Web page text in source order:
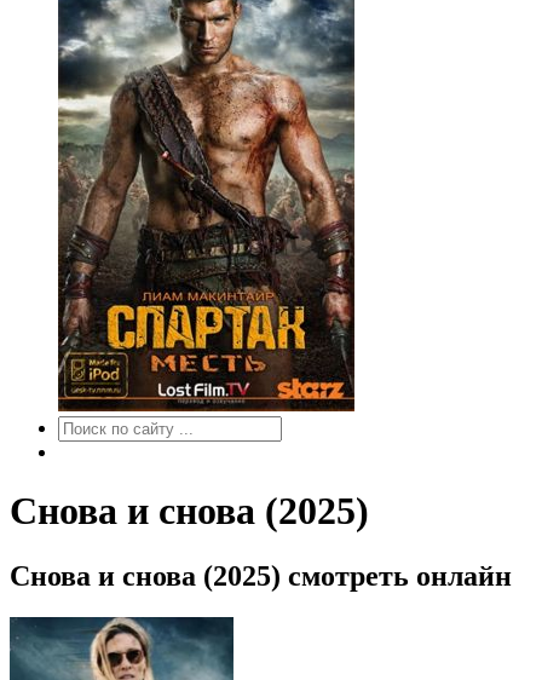
Снова и снова (2025)
Снова и снова (2025) смотреть онлайн